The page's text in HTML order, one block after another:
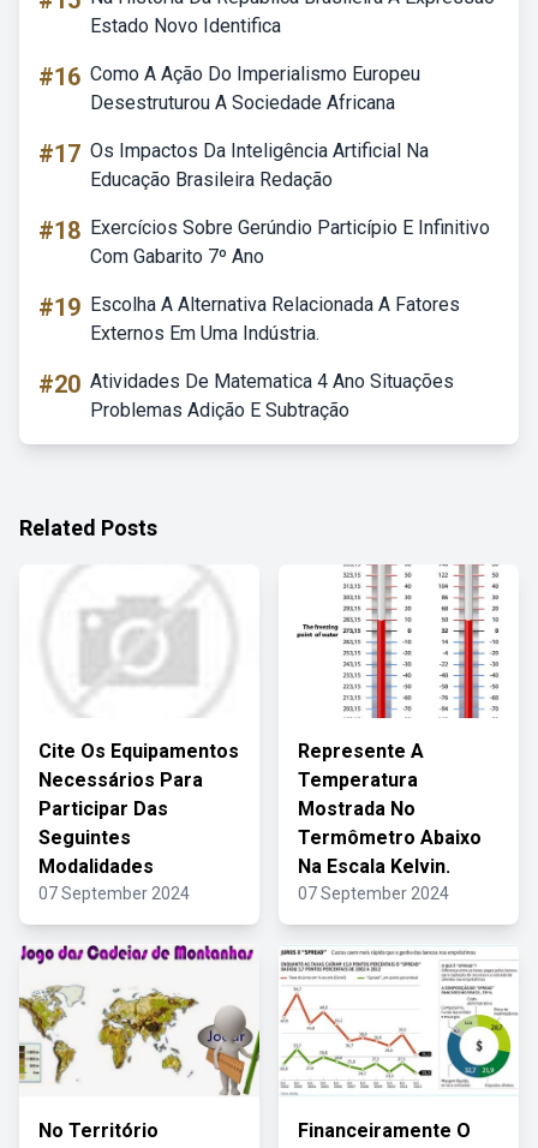
Estado Novo Identifica
#16 Como A Ação Do Imperialismo Europeu
Desestruturou A Sociedade Africana
#17 Os Impactos Da Inteligência Artificial Na
Educação Brasileira Redação
#18 Exercícios Sobre Gerúndio Particípio E Infinitivo
Com Gabarito 7º Ano
#19 Escolha A Alternativa Relacionada A Fatores
Externos Em Uma Indústria.
#20 Atividades De Matematica 4 Ano Situações
Problemas Adição E Subtração
Related Posts
Cite Os Equipamentos
Necessários Para
Participar Das
Seguintes
Modalidades
07 September 2024
Represente A
Temperatura
Mostrada No
Termômetro Abaixo
Na Escala Kelvin.
07 September 2024
No Território Financeiramente O